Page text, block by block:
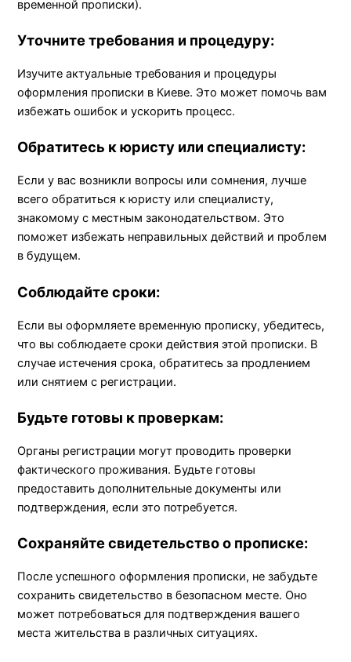
временной прописки).
Уточните требования и процедуру:
Изучите актуальные требования и процедуры
оформления прописки в Киеве. Это может помочь вам
избежать ошибок и ускорить процесс.
Обратитесь к юристу или специалисту:
Если у вас возникли вопросы или сомнения, лучше
всего обратиться к юристу или специалисту,
знакомому с местным законодательством. Это
поможет избежать неправильных действий и проблем
в будущем.
Соблюдайте сроки:
Если вы оформляете временную прописку, убедитесь,
что вы соблюдаете сроки действия этой прописки. В
случае истечения срока, обратитесь за продлением
или снятием с регистрации.
Будьте готовы к проверкам:
Органы регистрации могут проводить проверки
фактического проживания. Будьте готовы
предоставить дополнительные документы или
подтверждения, если это потребуется.
Сохраняйте свидетельство о прописке:
После успешного оформления прописки, не забудьте
сохранить свидетельство в безопасном месте. Оно
может потребоваться для подтверждения вашего
места жительства в различных ситуациях.